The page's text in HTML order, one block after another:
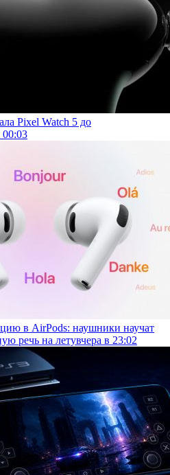
Pixel Watch 5 до
00:03
в AirPods: наушники научат
речь на летувчера в 23:02